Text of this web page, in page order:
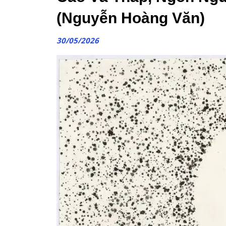
(Nguyễn Hoàng Văn)
30/05/2026